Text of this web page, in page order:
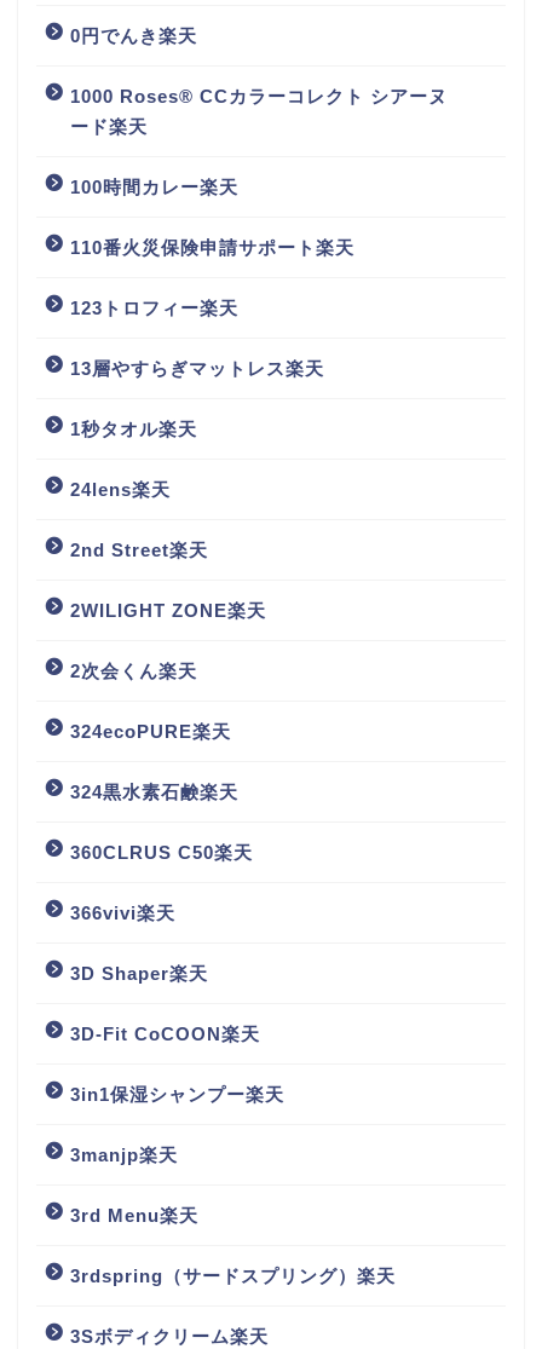
0円でんき楽天
1000 Roses® CCカラーコレクト シアーヌ
ード楽天
100時間カレー楽天
110番火災保険申請サポート楽天
123トロフィー楽天
13層やすらぎマットレス楽天
1秒タオル楽天
24lens楽天
2nd Street楽天
2WILIGHT ZONE楽天
2次会くん楽天
324ecoPURE楽天
324黒水素石鹸楽天
360CLRUS C50楽天
366vivi楽天
3D Shaper楽天
3D-Fit CoCOON楽天
3in1保湿シャンプー楽天
3manjp楽天
3rd Menu楽天
3rdspring（サードスプリング）楽天
3Sボディクリーム楽天